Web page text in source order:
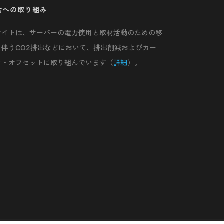
への取り組み
イトは、サーバーの電力使用と取材活動のための移
うCO2排出などにおいて、排出削減およびカー
・オフセットに取り組んでいます（詳細）。